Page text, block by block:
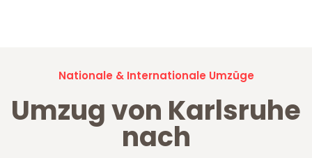
Nationale & Internationale Umzüge
Umzug von Karlsruhe
nach